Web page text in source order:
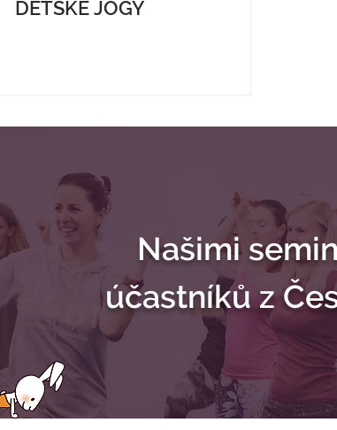
DĚTSKÉ JÓGY
Našimi
účastníků z